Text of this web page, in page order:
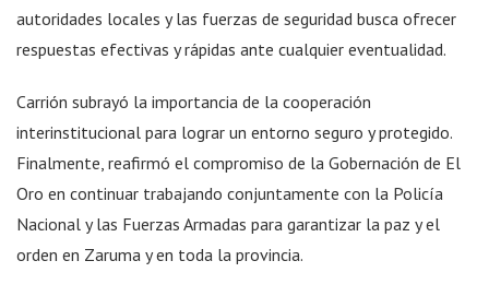
autoridades locales y las fuerzas de seguridad busca ofrecer
respuestas efectivas y rápidas ante cualquier eventualidad.
Carrión subrayó la importancia de la cooperación
interinstitucional para lograr un entorno seguro y protegido.
Finalmente, reafirmó el compromiso de la Gobernación de El
Oro en continuar trabajando conjuntamente con la Policía
Nacional y las Fuerzas Armadas para garantizar la paz y el
orden en Zaruma y en toda la provincia.